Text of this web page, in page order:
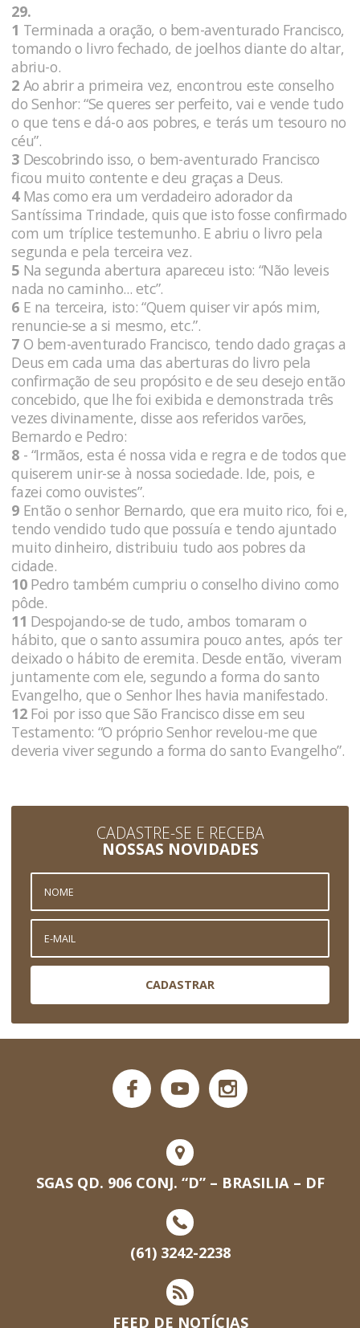
29.
1 Terminada a oração, o bem-aventurado Francisco,
tomando o livro fechado, de joelhos diante do altar,
abriu-o.
2 Ao abrir a primeira vez, encontrou este conselho
do Senhor: “Se queres ser perfeito, vai e vende tudo
o que tens e dá-o aos pobres, e terás um tesouro no
céu”.
3 Descobrindo isso, o bem-aventurado Francisco
ficou muito contente e deu graças a Deus.
4Mas como era um verdadeiro adorador da
Santíssima Trindade, quis que isto fosse confirmado
com um tríplice testemunho. E abriu o livro pela
segunda e pela terceira vez.
5 Na segunda abertura apareceu isto: “Não leveis
nada no caminho... etc”.
6 E na terceira, isto: “Quem quiser vir após mim,
renuncie-se a si mesmo, etc.”.
7 O bem-aventurado Francisco, tendo dado graças a
Deus em cada uma das aberturas do livro pela
confirmação de seu propósito e de seu desejo então
concebido, que lhe foi exibida e demonstrada três
vezes divinamente, disse aos referidos varões,
Bernardo e Pedro:
8 - “Irmãos, esta é nossa vida e regra e de todos que
quiserem unir-se à nossa sociedade. Ide, pois, e
fazei como ouvistes”.
9 Então o senhor Bernardo, que era muito rico, foi e,
tendo vendido tudo que possuía e tendo ajuntado
muito dinheiro, distribuiu tudo aos pobres da
cidade.
10Pedro também cumpriu o conselho divino como
pôde.
11 Despojando-se de tudo, ambos tomaram o
hábito, que o santo assumira pouco antes, após ter
deixado o hábito de eremita. Desde então, viveram
juntamente com ele, segundo a forma do santo
Evangelho, que o Senhor lhes havia manifestado.
12Foi por isso que São Francisco disse em seu
Testamento: “O próprio Senhor revelou-me que
deveria viver segundo a forma do santo Evangelho”.
CADASTRE-SE E RECEBA
NOSSAS NOVIDADES
CADASTRAR
SGAS QD. 906 CONJ. “D” – BRASILIA – DF
(61) 3242-2238
FEED DE NOTÍCIAS